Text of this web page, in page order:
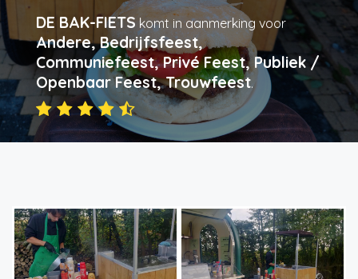
DE BAK-FIETS komt in aanmerking voor
Andere, Bedrijfsfeest,
Communiefeest, Privé Feest, Publiek /
Openbaar Feest, Trouwfeest.